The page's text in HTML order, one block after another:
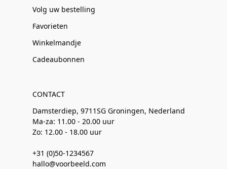
Volg uw bestelling
Favorieten
Winkelmandje
Cadeaubonnen
CONTACT
Damsterdiep, 9711SG Groningen, Nederland
Ma-za: 11.00 - 20.00 uur
Zo: 12.00 - 18.00 uur
+31 (0)50-1234567
hallo@voorbeeld.com